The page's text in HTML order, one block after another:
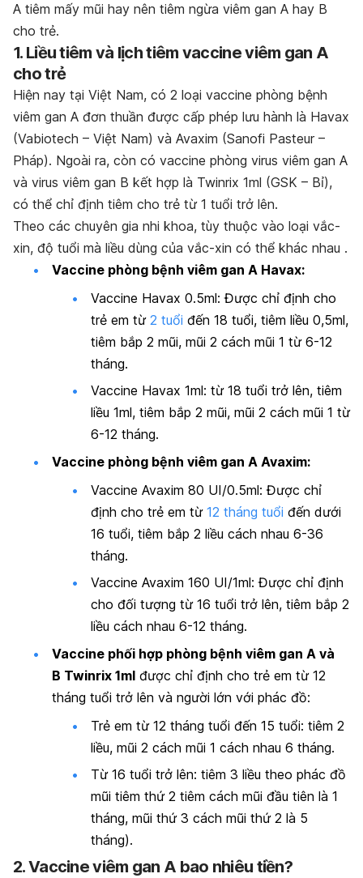
A tiêm mấy mũi hay nên tiêm ngừa viêm gan A hay B
cho trẻ.
1. Liều tiêm và lịch tiêm vaccine viêm gan A
cho trẻ
Hiện nay tại Việt Nam, có 2 loại vaccine phòng bệnh
viêm gan A đơn thuần được cấp phép lưu hành là Havax
(Vabiotech – Việt Nam) và Avaxim (Sanofi Pasteur –
Pháp). Ngoài ra, còn có vaccine phòng virus viêm gan A
và virus viêm gan B kết hợp là Twinrix 1ml (GSK – Bỉ),
có thể chỉ định tiêm cho trẻ từ 1 tuổi trở lên.
Theo các chuyên gia nhi khoa, tùy thuộc vào loại vắc-
xin, độ tuổi mà liều dùng của vắc-xin có thể khác nhau .
Vaccine phòng bệnh viêm gan A Havax:
Vaccine Havax 0.5ml: Được chỉ định cho
trẻ em từ 2 tuổi đến 18 tuổi, tiêm liều 0,5ml,
tiêm bắp 2 mũi, mũi 2 cách mũi 1 từ 6-12
tháng.
Vaccine Havax 1ml: từ 18 tuổi trở lên, tiêm
liều 1ml, tiêm bắp 2 mũi, mũi 2 cách mũi 1 từ
6-12 tháng.
Vaccine phòng bệnh viêm gan A Avaxim:
Vaccine Avaxim 80 UI/0.5ml: Được chỉ
định cho trẻ em từ 12 tháng tuổi đến dưới
16 tuổi, tiêm bắp 2 liều cách nhau 6-36
tháng.
Vaccine Avaxim 160 UI/1ml: Được chỉ định
cho đối tượng từ 16 tuổi trở lên, tiêm bắp 2
liều cách nhau 6-12 tháng.
Vaccine phối hợp phòng bệnh viêm gan A và
B Twinrix 1ml được chỉ định cho trẻ em từ 12
tháng tuổi trở lên và người lớn với phác đồ:
Trẻ em từ 12 tháng tuổi đến 15 tuổi: tiêm 2
liều, mũi 2 cách mũi 1 cách nhau 6 tháng.
Từ 16 tuổi trở lên: tiêm 3 liều theo phác đồ
mũi tiêm thứ 2 tiêm cách mũi đầu tiên là 1
tháng, mũi thứ 3 cách mũi thứ 2 là 5
tháng).
2. Vaccine viêm gan A bao nhiêu tiền?